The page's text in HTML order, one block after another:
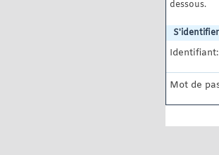
dessous.
S'identifier
Identifiant:
Mot de